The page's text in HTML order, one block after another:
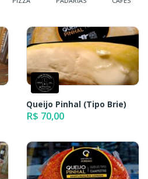
Queijo Pinhal (Tipo Brie)
R$ 70,00